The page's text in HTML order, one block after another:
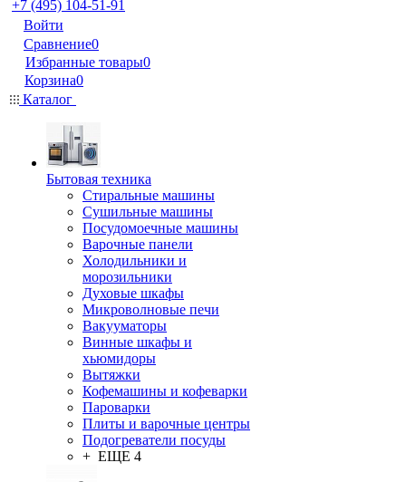
+7 (495) 104-51-91
Войти
Сравнение0
Избранные товары0
Корзина0
Каталог
Бытовая техника
Стиральные машины
Сушильные машины
Посудомоечные машины
Варочные панели
Холодильники и
морозильники
Духовые шкафы
Микроволновые печи
Вакууматоры
Винные шкафы и
хьюмидоры
Вытяжки
Кофемашины и кофеварки
Пароварки
Плиты и варочные центры
Подогреватели посуды
+ ЕЩЕ 4